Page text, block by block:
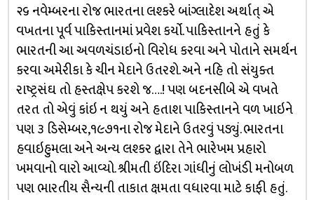
૨૬ નવેમ્બરના રોજ ભારતના લશ્કરે બાંગ્લાદેશ અર્થાત્ એ
વખતના પૂર્વ પાકિસ્તાનમાં પ્રવેશ કર્યો. પાકિસ્તાનને હતું કે
ભારતની આ અવળચંડાઇનો વિરોધ કરવા અને પોતાને સમર્થન
કરવા અમેરીકા કે ચીન મેદાને ઉતરશે. અને નહિ તો સંયુક્ત
રાષ્ટ્રસંઘ તો હસ્તક્ષેપ કરશે જ….! પણ બદનસીબે એ વખતે
તરત તો એવું કાંઇ ન થયું અને હતાશ પાકિસ્તાનને વળ ખાઇને
પણ ૩ ડિસેમ્બર,૧૯૭૧ના રોજ મેદાને ઉતરવું પડ્યું. ભારતના
હવાઇહુમલા અને અન્ય લશ્કર દ્વારા તેને ભારેખમ પ્રહારો
ખમવાનો વારો આવ્યો. શ્રીમતી ઇંદિરા ગાંધીનું લોખંડી મનોબળ
પણ ભારતીય સૈન્યની તાકાત ક્ષમતા વધારવા માટે કાફી હતું.